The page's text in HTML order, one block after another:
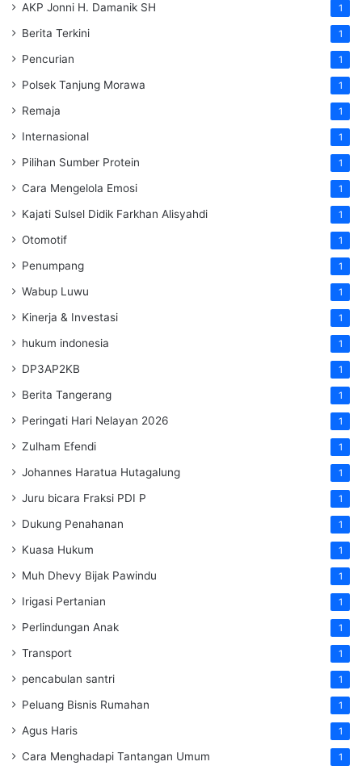
AKP Jonni H. Damanik SH 1
Berita Terkini 1
Pencurian 1
Polsek Tanjung Morawa 1
Remaja 1
Internasional 1
Pilihan Sumber Protein 1
Cara Mengelola Emosi 1
Kajati Sulsel Didik Farkhan Alisyahdi 1
Otomotif 1
Penumpang 1
Wabup Luwu 1
Kinerja & Investasi 1
hukum indonesia 1
DP3AP2KB 1
Berita Tangerang 1
Peringati Hari Nelayan 2026 1
Zulham Efendi 1
Johannes Haratua Hutagalung 1
Juru bicara Fraksi PDI P 1
Dukung Penahanan 1
Kuasa Hukum 1
Muh Dhevy Bijak Pawindu 1
Irigasi Pertanian 1
Perlindungan Anak 1
Transport 1
pencabulan santri 1
Peluang Bisnis Rumahan 1
Agus Haris 1
Cara Menghadapi Tantangan Umum 1